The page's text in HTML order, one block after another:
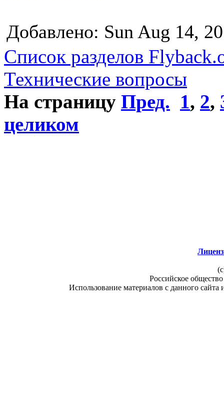
Добавлено: Sun Aug 14,
Список разделов
Технические вопросы
На страницу Пред. 1, 2,
целиком
Российское
Использование материалов с данного